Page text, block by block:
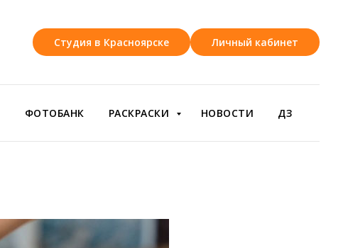
Студия в Красноярске Личный кабинет
ФОТОБАНК РАСКРАСКИ НОВОСТИ ДЗ